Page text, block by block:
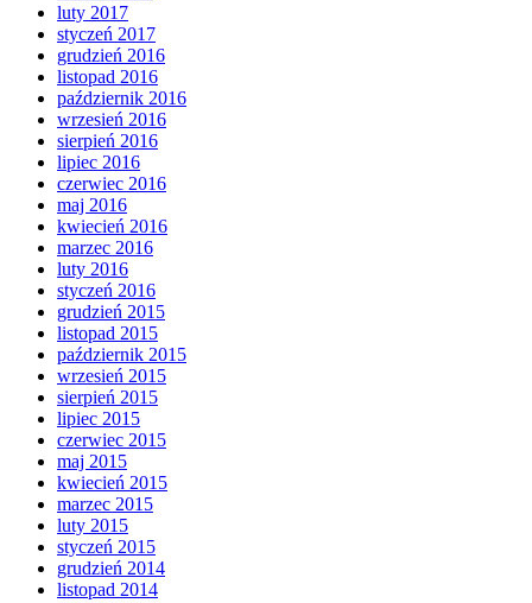
luty 2017
styczeń 2017
grudzień 2016
listopad 2016
październik 2016
wrzesień 2016
sierpień 2016
lipiec 2016
czerwiec 2016
maj 2016
kwiecień 2016
marzec 2016
luty 2016
styczeń 2016
grudzień 2015
listopad 2015
październik 2015
wrzesień 2015
sierpień 2015
lipiec 2015
czerwiec 2015
maj 2015
kwiecień 2015
marzec 2015
luty 2015
styczeń 2015
grudzień 2014
listopad 2014